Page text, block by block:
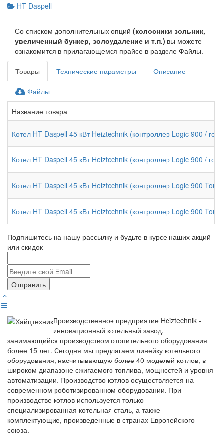
HT Daspell
Со списком дополнительных опций (колосники зольник,
увеличенный бункер, золоудаление и т.п.) вы можете
ознакомится в прилагающемся прайсе в разделе Файлы.
Товары Технические параметры Описание
Файлы
Название товара
Котел HT Daspell 45 кВт Heiztechnik (контроллер Logic 900 /
Котел HT Daspell 45 кВт Heiztechnik (контроллер Logic 900 /
Котел HT Daspell 45 кВт Heiztechnik (контроллер Logic 900
Котел HT Daspell 45 кВт Heiztechnik (контроллер Logic 900
Подпишитесь на нашу рассылку и будьте в курсе наших акций
или скидок
Отправить
Производственное предприятие Heiztechnik -
инновационный котельный завод,
занимающийся производством отопительного оборудования
более 15 лет. Сегодня мы предлагаем линейку котельного
оборудования, насчитывающую более 40 моделей котлов, в
широком диапазоне сжигаемого топлива, мощностей и уровня
автоматизации. Производство котлов осуществляется на
современном роботизированном оборудовании. При
производстве котлов используется только
специализированная котельная сталь, а также
комплектующие, произведенные в странах Европейского
союза.